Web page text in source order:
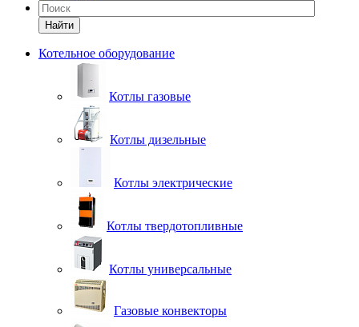
Найти
Котельное оборудование
Котлы газовые
Котлы дизельные
Котлы электрические
Котлы твердотопливные
Котлы универсальные
Газовые конвекторы